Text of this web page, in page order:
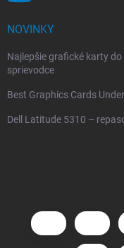
NOVINKY
Najlepšie grafické karty
sprievodce
Best Graphics Cards
Dell Latitude 5310 –